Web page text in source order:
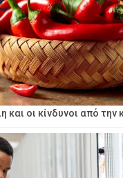
και οι κίνδυνοι από την